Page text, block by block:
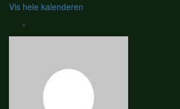
Vis hele kalenderen